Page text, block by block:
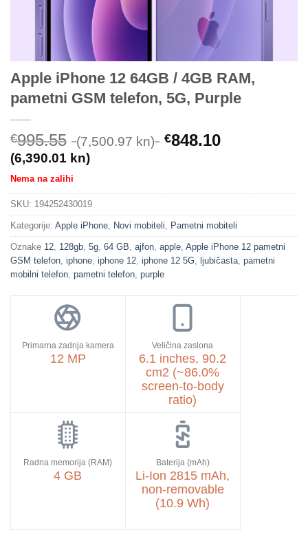
Apple iPhone 12 64GB / 4GB RAM,
pametni GSM telefon, 5G, Purple
€995.55 (7,500.97 kn) €848.10
(6,390.01 kn)
Nema na zalihi
SKU: 194252430019
Kategorije: Apple iPhone Novi mobiteli Pametni mobiteli
Oznake 12 128gb 5g 64 GB ajfon apple Apple iPhone 12 pametni
GSM telefon iphone iphone 12 iphone 12 5G ljubičasta pametni
mobilni telefon pametni telefon purple
Primarna zadnja kamera
12 MP
Veličina zaslona
6.1 inches, 90.2
cm2 (~86.0%
screen-to-body
ratio)
Radna memorija (RAM)
4 GB
Baterija (mAh)
Li-Ion 2815 mAh,
non-removable
(10.9 Wh)